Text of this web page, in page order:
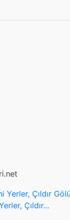
Çıldır...